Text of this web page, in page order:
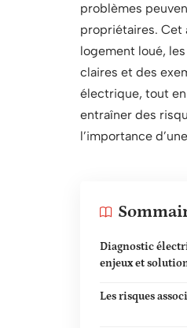
problèmes
propriétaires. Cet
logement loué,
claires et des
électrique, tout
entraîner des
l’importance
Diagnostic
enjeux et
Les risques